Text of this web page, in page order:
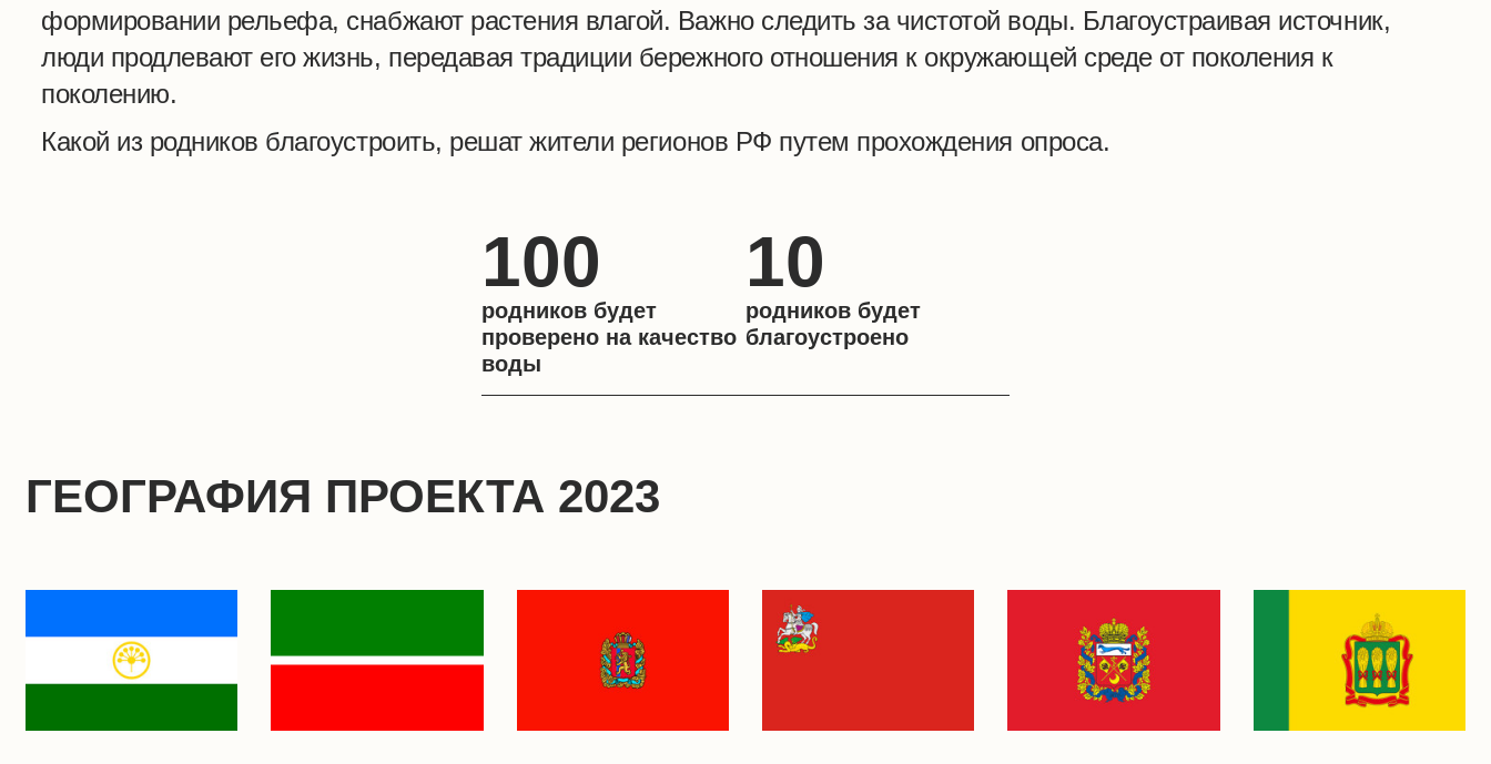
формировании рельефа, снабжают растения влагой. Важно следить за чистотой воды. Благоустраивая источник,
люди продлевают его жизнь, передавая традиции бережного отношения к окружающей среде от поколения к
поколению.
Какой из родников благоустроить, решат жители регионов РФ путем прохождения опроса.
100
родников будет
проверено на качество
воды
10
родников будет
благоустроено
ГЕОГРАФИЯ ПРОЕКТА 2023